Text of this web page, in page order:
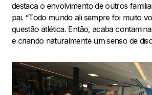
destaca o envolvimento de outros
pai. “Todo mundo ali sempre foi muito
questão atlética. Então, acaba
e criando naturalmente um senso de